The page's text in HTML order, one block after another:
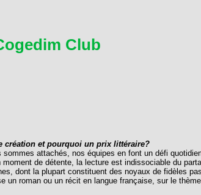
Club
création et pourquoi un prix littéraire?
attachés, nos équipes en font un défi
de détente, la lecture est indissociable du
dont la plupart constituent des noyaux de fidèles
roman ou un récit en langue française, sur le